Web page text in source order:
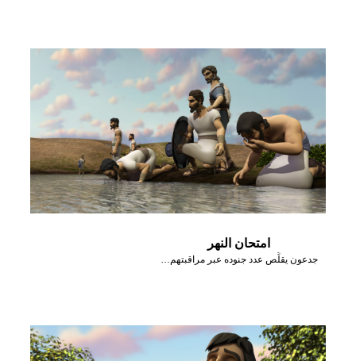
امتحان النهر
جدعون يقلِّص عدد جنوده عبر مراقبتهم وهم يشربون من النهر.